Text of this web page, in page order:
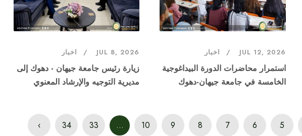
JUL 12, 2026 اخبار
استمرار محاضرات الدورة البيداغوجية
الخامسة في جامعة جيهان-دهوك
JUL 8, 2026 اخبار
زيارة رئيس جامعة جيهان - دهوك إلى
مديرية التوجيه والإرشاد المعنوي
5
6
7
8
9
10
...
33
34
›